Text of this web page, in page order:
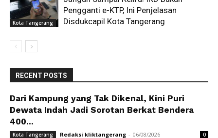
Kota Tangerang
Pengganti e-KTP, Ini Penjelasan
Disdukcapil Kota Tangerang
RECENT POSTS
Dari Kampung yang Tak Dikenal, Kini Puri
Dewata Indah Jadi Sorotan Berkat Bendera
400...
Kota Tangerang Redaksi kliktangerang - 06/08/2026 0